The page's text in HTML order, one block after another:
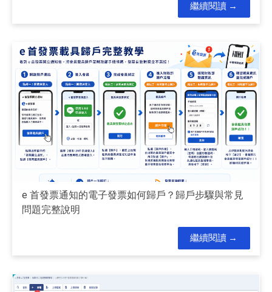
繼續閱讀
e 首發票通知的電子發票如何歸戶？歸戶步驟與常見
問題完整說明
繼續閱讀